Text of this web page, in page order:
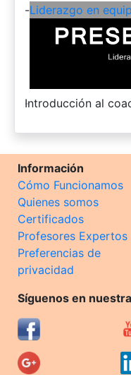
-Liderazgo en
-
Introducción al
Información
Cómo Funcionamos
Quienes somos
Certificados
Profesores Expertos
Preferencias de
privacidad
Síguenos en